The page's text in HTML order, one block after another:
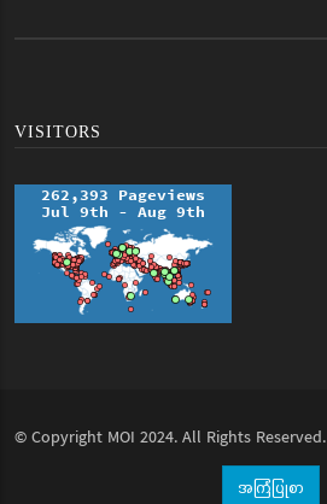
VISITORS
© Copyright MOI 2024. All Rights Reserved.
အကြံပြုစာ